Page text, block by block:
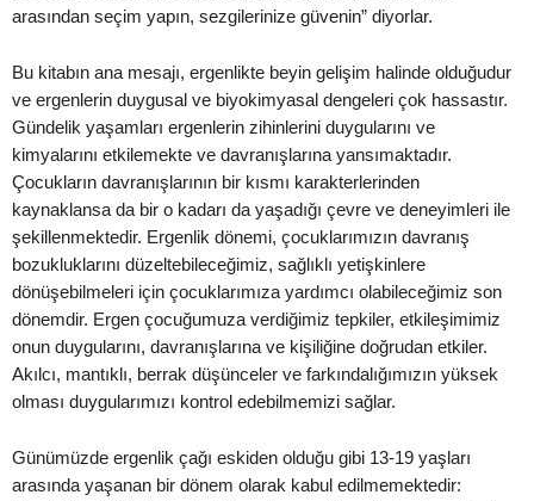
arasından seçim yapın, sezgilerinize güvenin” diyorlar.
Bu kitabın ana mesajı, ergenlikte beyin gelişim halinde olduğudur
ve ergenlerin duygusal ve biyokimyasal dengeleri çok hassastır.
Gündelik yaşamları ergenlerin zihinlerini duygularını ve
kimyalarını etkilemekte ve davranışlarına yansımaktadır.
Çocukların davranışlarının bir kısmı karakterlerinden
kaynaklansa da bir o kadarı da yaşadığı çevre ve deneyimleri ile
şekillenmektedir. Ergenlik dönemi, çocuklarımızın davranış
bozukluklarını düzeltebileceğimiz, sağlıklı yetişkinlere
dönüşebilmeleri için çocuklarımıza yardımcı olabileceğimiz son
dönemdir. Ergen çocuğumuza verdiğimiz tepkiler, etkileşimimiz
onun duygularını, davranışlarına ve kişiliğine doğrudan etkiler.
Akılcı, mantıklı, berrak düşünceler ve farkındalığımızın yüksek
olması duygularımızı kontrol edebilmemizi sağlar.
Günümüzde ergenlik çağı eskiden olduğu gibi 13-19 yaşları
arasında yaşanan bir dönem olarak kabul edilmemektedir: